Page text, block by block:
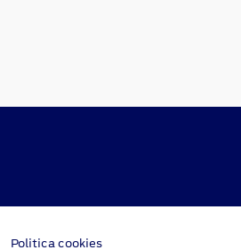
Politica cookies